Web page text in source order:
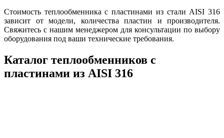
Стоимость теплообменника с пластинами из стали AISI 316
зависит от модели, количества пластин и производителя.
Свяжитесь с нашим менеджером для консультации по выбору
оборудования под ваши технические требования.
Каталог теплообменников с
пластинами из AISI 316